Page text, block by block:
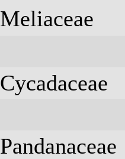
Meliaceae
Cycadaceae
Pandanaceae